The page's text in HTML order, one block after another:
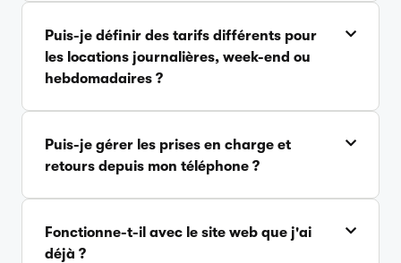
Puis-je définir des tarifs différents pour
les locations journalières, week-end ou
hebdomadaires ?
Puis-je gérer les prises en charge et
retours depuis mon téléphone ?
Fonctionne-t-il avec le site web que j'ai
déjà ?